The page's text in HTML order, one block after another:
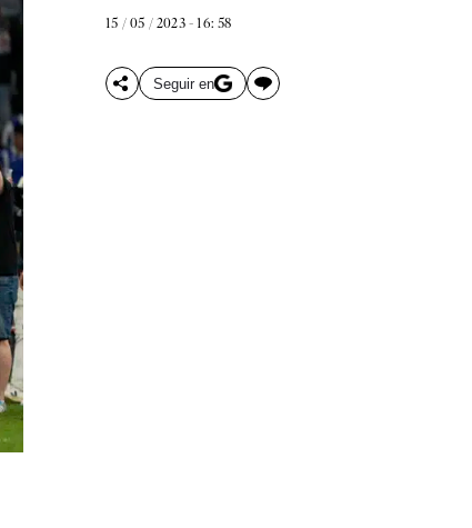
15 / 05 / 2023 - 16: 58
Seguir en